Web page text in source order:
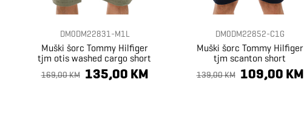
DM0DM22831-M1L
Muški šorc Tommy Hilfiger
tjm otis washed cargo short
169,00 KM 135,00 KM
DM0DM22852-C1G
Muški šorc Tommy Hilfiger
tjm scanton short
139,00 KM 109,00 KM